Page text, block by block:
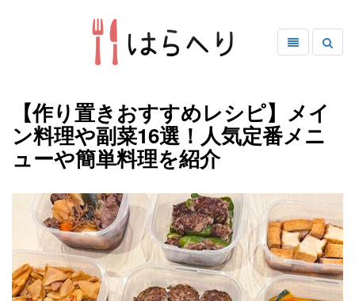
【作り置きおすすめレシピ】メイ
ン料理や副菜16選！人気定番メニ
ューや簡単料理を紹介